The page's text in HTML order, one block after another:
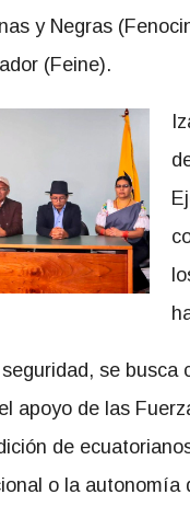
y Negras
(Feine).
se
apoyo de las
de
o la